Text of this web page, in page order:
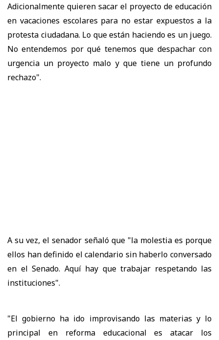
Adicionalmente quieren sacar el proyecto de educación
en vacaciones escolares para no estar expuestos a la
protesta ciudadana. Lo que están haciendo es un juego.
No entendemos por qué tenemos que despachar con
urgencia un proyecto malo y que tiene un profundo
rechazo".
A su vez, el senador señaló que "la molestia es porque
ellos han definido el calendario sin haberlo conversado
en el Senado. Aquí hay que trabajar respetando las
instituciones".
"El gobierno ha ido improvisando las materias y lo
principal en reforma educacional es atacar los